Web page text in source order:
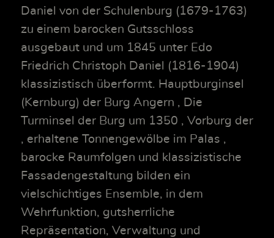
Daniel von der Schulenburg (1679-1763)
zu einem barocken Gutsschloss
ausgebaut und um 1845 unter Edo
Friedrich Christoph Daniel (1816-1904)
klassizistisch überformt. Hauptburginsel
(Kernburg) der Burg Angern , Die
Turminsel der Burg um 1350 , Vorburg der
, erhaltene Tonnengewölbe im Palas ,
barocke Raumfolgen und klassizistische
Fassadengestaltung bilden ein
vielschichtiges Ensemble, in dem
Wehrfunktion, gutsherrliche
Repräsentation, Verwaltung und